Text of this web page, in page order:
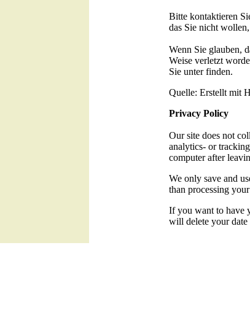
Bitte kontaktieren
das Sie nicht
Wenn Sie glauben,
Weise verletzt
Sie unterfinden.
Quelle: Erstellt mit
Privacy Policy
Our site does not
analytics- or
computer after
We only save and
than processing
If you want to have
will delete your date